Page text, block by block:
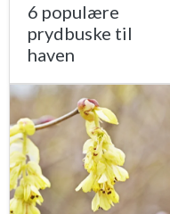
6 populære
prydbuske til
haven